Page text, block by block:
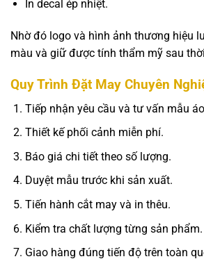
In decal ép nhiệt.
Nhờ đó logo và hình ảnh thương hiệu
màu và giữ được tính thẩm mỹ sau
Quy Trình Đặt May Chuyên
Tiếp nhận yêu cầu và tư vấn mẫu
Thiết kế phối cảnh miễn phí.
Báo giá chi tiết theo số lượng.
Duyệt mẫu trước khi sản xuất.
Tiến hành cắt may và in thêu.
Kiểm tra chất lượng từng sản phẩm.
Giao hàng đúng tiến độ trên toàn